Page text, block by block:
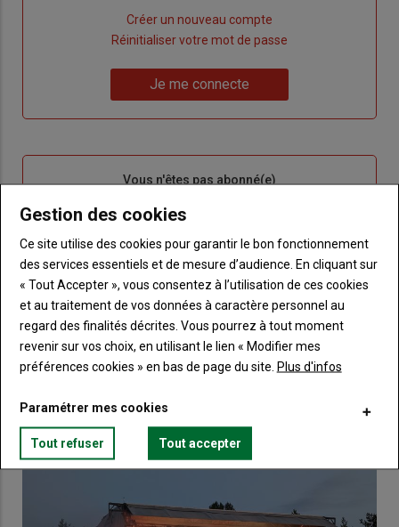
Créer un nouveau compte
de
Réinitialiser votre mot de passe
me
Je me connecte
Vous n'êtes pas abonné(e)
BodyChoisissez votre formule et créez votre
compte pour accéder à tout Terre de
Touraine.
Lien Créez un compte
Gestion des cookies
Ce site utilise des cookies pour garantir le bon fonctionnement
des services essentiels et de mesure d’audience. En cliquant sur
« Tout Accepter », vous consentez à l’utilisation de ces cookies
et au traitement de vos données à caractère personnel au
regard des finalités décrites. Vous pourrez à tout moment
revenir sur vos choix, en utilisant le lien « Modifier mes
préférences cookies » en bas de page du site. Plus d'infos
Paramétrer mes cookies
Tout refuser Tout accepter